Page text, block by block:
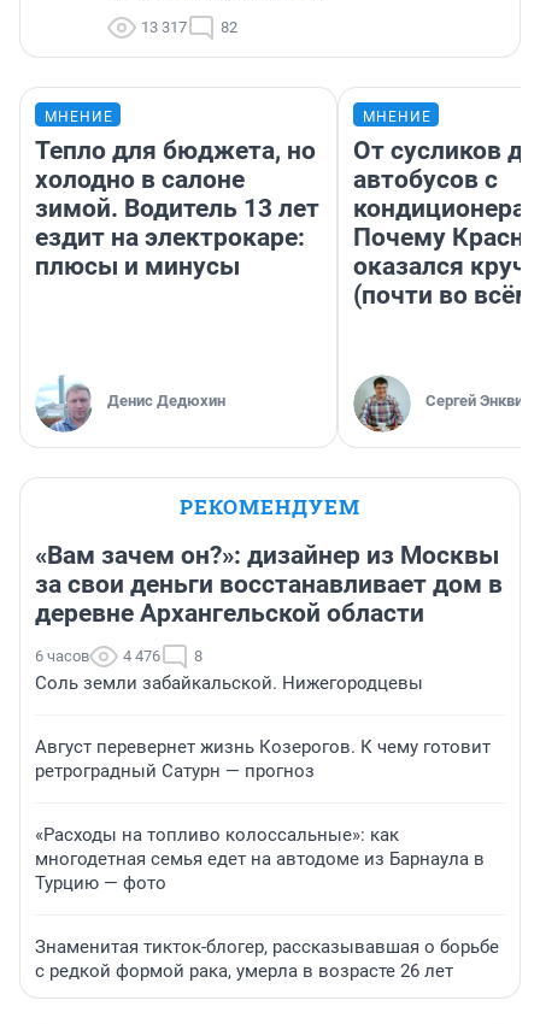
13 317 82
МНЕНИЕ
Тепло для бюджета, но
холодно в салоне
зимой. Водитель 13 лет
ездит на электрокаре:
плюсы и минусы
Денис Дедюхин
МНЕНИЕ
От сусликов до
автобусов с
Почему
оказался
(почти во
Сергей Энквист
РЕКОМЕНДУЕМ
«Вам зачем он?»: дизайнер из Москвы
за свои деньги восстанавливает дом в
деревне Архангельской области
6 часов 4 476 8
Соль земли забайкальской. Нижегородцевы
Август перевернет жизнь Козерогов. К чему готовит
ретроградный Сатурн — прогноз
«Расходы на топливо колоссальные»: как
многодетная семья едет на автодоме из Барнаула в
Турцию — фото
Знаменитая тикток-блогер, рассказывавшая о борьбе
с редкой формой рака, умерла в возрасте 26 лет